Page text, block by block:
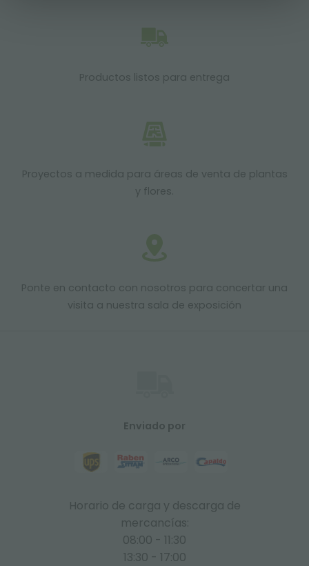
Productos listos para entrega
Proyectos a medida para áreas de venta de plantas
y flores.
Ponte en contacto con nosotros para concertar una
visita a nuestra sala de exposición
Enviado por
Horario de carga y descarga de
mercancías:
08:00 - 11:30
13:30 - 17:00